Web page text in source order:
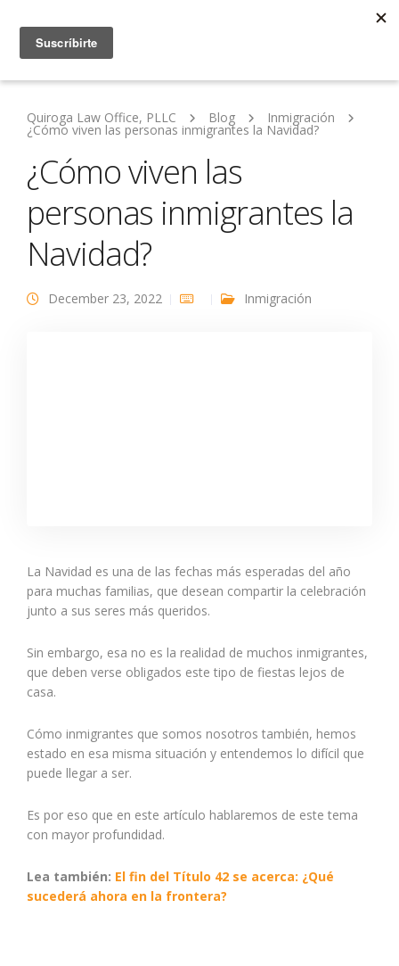
Quiroga Law Office, PLLC Blog Inmigración
¿Cómo viven las personas inmigrantes la Navidad?
¿Cómo viven las
personas inmigrantes la
Navidad?
December 23, 2022 Inmigración
La Navidad es una de las fechas más esperadas del año
para muchas familias, que desean compartir la celebración
junto a sus seres más queridos.
Sin embargo, esa no es la realidad de muchos inmigrantes,
que deben verse obligados este tipo de fiestas lejos de
casa.
Cómo inmigrantes que somos nosotros también, hemos
estado en esa misma situación y entendemos lo difícil que
puede llegar a ser.
Es por eso que en este artículo hablaremos de este tema
con mayor profundidad.
Lea también: El fin del Título 42 se acerca: ¿Qué
sucederá ahora en la frontera?